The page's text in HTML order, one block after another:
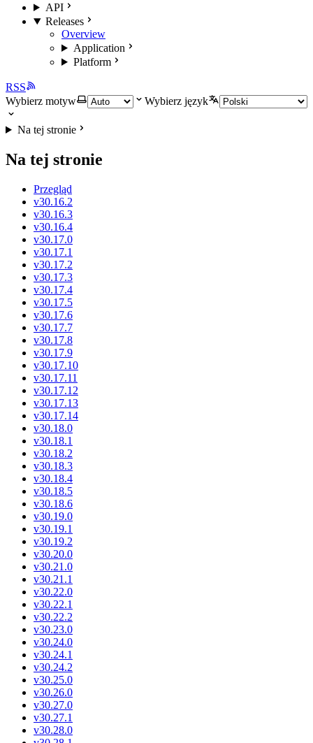
API
Releases
Overview
Application
Platform
RSS
Wybierz motyw
Wybierz język
Na tej stronie
Na tej stronie
Przegląd
v30.16.2
v30.16.3
v30.16.4
v30.17.0
v30.17.1
v30.17.2
v30.17.3
v30.17.4
v30.17.5
v30.17.6
v30.17.7
v30.17.8
v30.17.9
v30.17.10
v30.17.11
v30.17.12
v30.17.13
v30.17.14
v30.18.0
v30.18.1
v30.18.2
v30.18.3
v30.18.4
v30.18.5
v30.18.6
v30.19.0
v30.19.1
v30.19.2
v30.20.0
v30.21.0
v30.21.1
v30.22.0
v30.22.1
v30.22.2
v30.23.0
v30.24.0
v30.24.1
v30.24.2
v30.25.0
v30.26.0
v30.27.0
v30.27.1
v30.28.0